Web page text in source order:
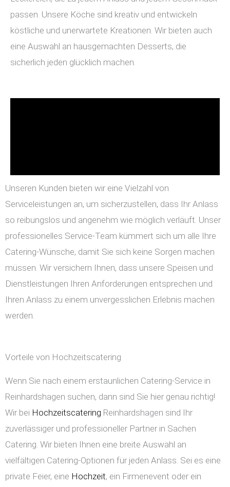
passen. Unsere Köche sind kreativ und entwickeln
köstliche und unerwartete Kreationen. Wir bieten auch
eine Auswahl an hausgemachten Desserts, die
sicherlich jeden glücklich machen.
Unseren Kunden bieten wir eine Vielzahl von
Serviceleistungen an, um sicherzustellen, dass Ihr Anlass
so reibungslos und angenehm wie möglich verläuft. Unser
professionelles Service-Team kümmert sich um alle Ihre
Catering-Wünsche, damit Sie sich keine Sorgen machen
müssen. Wir versichern Ihnen, dass unsere Speisen und
Dienstleistungen Ihren Anforderungen entsprechen und
Ihren Anlass zu einem unvergesslichen Erlebnis machen
werden.
Vorteile von Hochzeitscatering
Wenn Sie nach einem erstaunlichen Catering-Service in
Reinhardshagen suchen, dann sind Sie hier genau richtig!
Wir bei Hochzeitscatering Reinhardshagen sind Ihr
zuverlässiger und professioneller Partner in Sachen
Catering. Wir bieten Ihnen eine breite Auswahl an
vielfältigen Catering-Optionen für jeden Anlass. Sei es eine
private Feier, eine Hochzeit, ein Firmenevent oder ein